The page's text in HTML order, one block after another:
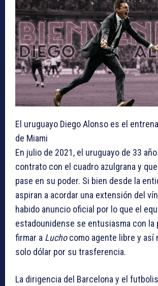
El uruguayo Diego Alonso es el
de Miami
En julio de 2021, el uruguayo de 33
contrato con el cuadro azulgrana y
pase en su poder. Si bien desde la
aspiran a acordar una extensión del
habido anuncio oficial por lo que el
estadounidense se entusiasma con la
firmar a Luchocomo agente libre y así
solo dólar por su trasferencia.
La dirigencia del Barcelona y el